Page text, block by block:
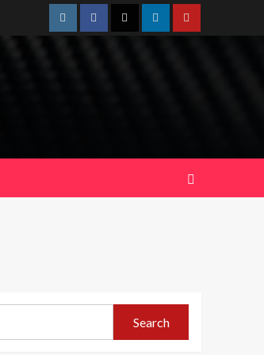
InstagramFacebookTwitterLinkedinYoutube
Search